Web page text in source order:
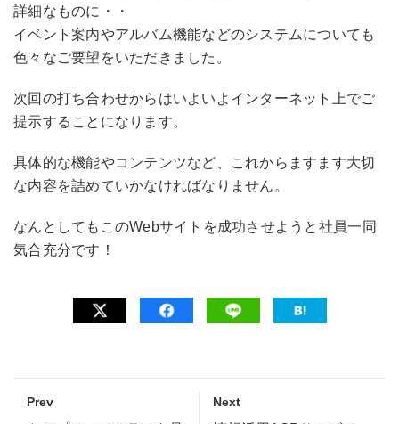
詳細なものに・・
イベント案内やアルバム機能などのシステムについても
色々なご要望をいただきました。
次回の打ち合わせからはいよいよインターネット上でご
提示することになります。
具体的な機能やコンテンツなど、これからますます大切
な内容を詰めていかなければなりません。
なんとしてもこのWebサイトを成功させようと社員一同
気合充分です！
Prev Next